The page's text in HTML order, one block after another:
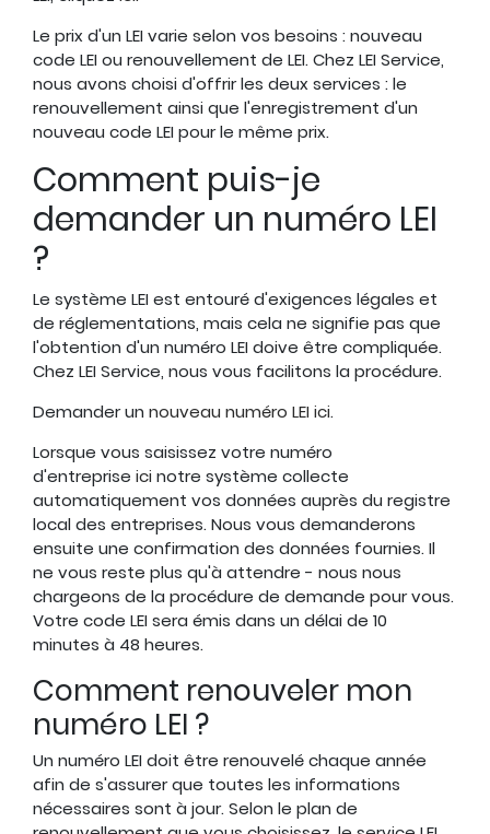
Le prix d'un LEI varie selon vos besoins : nouveau
code LEI ou renouvellement de LEI. Chez LEI Service,
nous avons choisi d'offrir les deux services : le
renouvellement ainsi que l'enregistrement d'un
nouveau code LEI pour le même prix.
Comment puis-je
demander un numéro LEI
?
Le système LEI est entouré d'exigences légales et
de réglementations, mais cela ne signifie pas que
l'obtention d'un numéro LEI doive être compliquée.
Chez LEI Service, nous vous facilitons la procédure.
Demander un nouveau numéro LEI ici.
Lorsque vous saisissez votre numéro
d'entreprise ici notre système collecte
automatiquement vos données auprès du registre
local des entreprises. Nous vous demanderons
ensuite une confirmation des données fournies. Il
ne vous reste plus qu'à attendre - nous nous
chargeons de la procédure de demande pour vous.
Votre code LEI sera émis dans un délai de 10
minutes à 48 heures.
Comment renouveler mon
numéro LEI ?
Un numéro LEI doit être renouvelé chaque année
afin de s'assurer que toutes les informations
nécessaires sont à jour. Selon le plan de